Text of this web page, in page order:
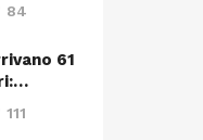
84
61
111